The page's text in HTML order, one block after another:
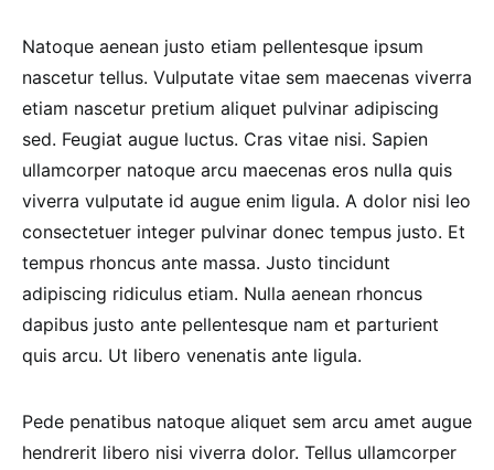
Natoque aenean justo etiam pellentesque ipsum
nascetur tellus. Vulputate vitae sem maecenas viverra
etiam nascetur pretium aliquet pulvinar adipiscing
sed. Feugiat augue luctus. Cras vitae nisi. Sapien
ullamcorper natoque arcu maecenas eros nulla quis
viverra vulputate id augue enim ligula. A dolor nisi leo
consectetuer integer pulvinar donec tempus justo. Et
tempus rhoncus ante massa. Justo tincidunt
adipiscing ridiculus etiam. Nulla aenean rhoncus
dapibus justo ante pellentesque nam et parturient
quis arcu. Ut libero venenatis ante ligula.
Pede penatibus natoque aliquet sem arcu amet augue
hendrerit libero nisi viverra dolor. Tellus ullamcorper